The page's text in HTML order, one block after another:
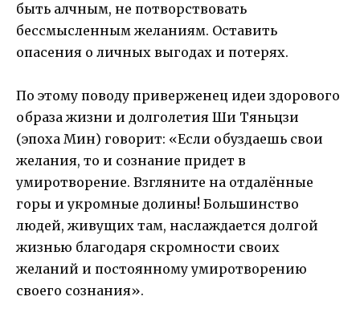
быть алчным, не потворствовать
бессмысленным желаниям. Оставить
опасения о личных выгодах и потерях.
По этому поводу приверженец идеи здорового
образа жизни и долголетия Ши Тяньцзи
(эпоха Мин) говорит: «Если обуздаешь свои
желания, то и сознание придет в
умиротворение. Взгляните на отдалённые
горы и укромные долины! Большинство
людей, живущих там, наслаждается долгой
жизнью благодаря скромности своих
желаний и постоянному умиротворению
своего сознания».